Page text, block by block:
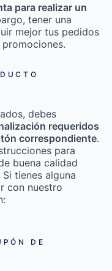
para realizar un
tener una
mejor tus pedidos
debes
requeridos
correspondiente.
para
buena calidad
tienes alguna
con nuestro
DE